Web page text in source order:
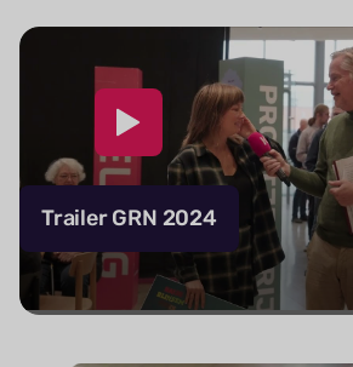
Trailer GRN 2024